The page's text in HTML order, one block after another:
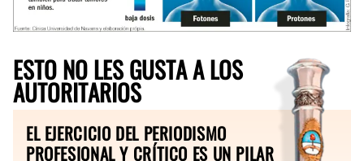
ESTO NO LES GUSTA A LOS
AUTORITARIOS
EL EJERCICIO DEL PERIODISMO
PROFESIONAL Y CRÍTICO ES UN PILAR